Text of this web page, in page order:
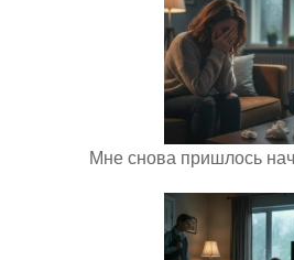
Мне снова пришлось